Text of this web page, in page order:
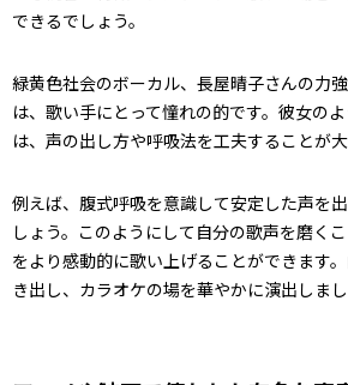
できるでしょう。
緑黄色社会のボーカル、長屋晴子さんの力
は、歌い手にとって憧れの的です。彼女の
は、声の出し方や呼吸法を工夫することが大
例えば、腹式呼吸を意識して安定した声を
しょう。このようにして自分の歌声を磨くこ
をより感動的に歌い上げることができます
き出し、カラオケの場を華やかに演出しまし